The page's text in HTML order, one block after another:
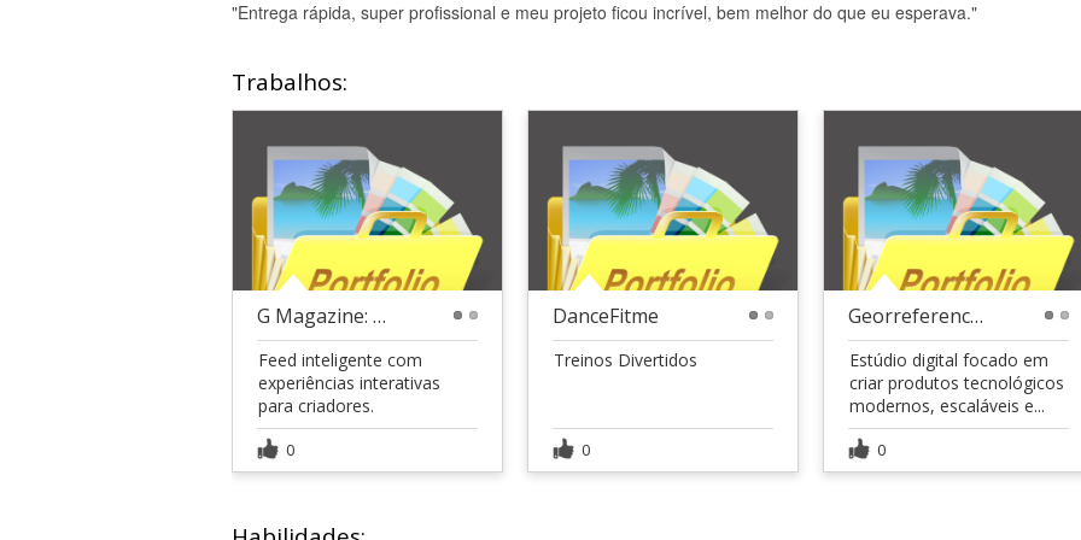
"Entrega rápida, super profissional e meu projeto ficou incrível, bem melhor do que eu esperava."
Trabalhos:
G Magazine: o novo X da questão
Feed inteligente com
experiências interativas
para criadores.
0
DanceFitme
Treinos Divertidos
0
Georreferenciar
Estúdio digital focado em
criar produtos tecnológicos
modernos, escaláveis e...
0